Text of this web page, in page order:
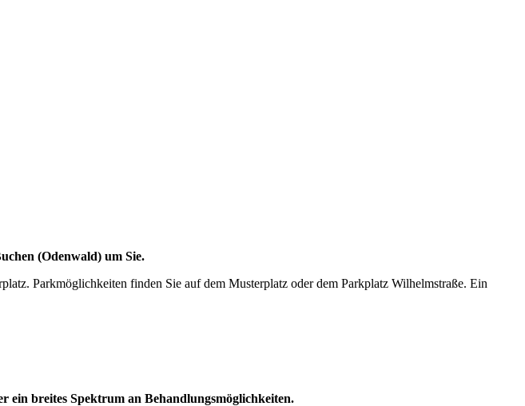
(Odenwald) um Sie.
Parkmöglichkeiten finden Sie auf dem Musterplatz oder dem Parkplatz Wilhelmstraße. Ein
ein breites Spektrum an Behandlungsmöglichkeiten.